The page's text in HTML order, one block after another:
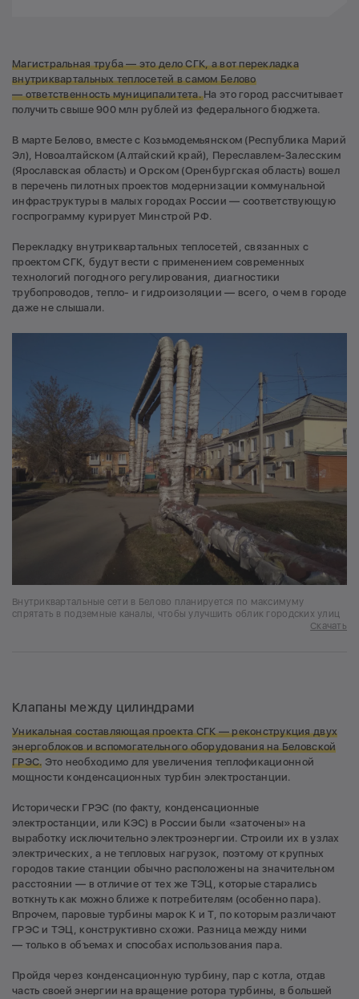
Магистральная труба — это дело СГК, а вот перекладка
внутриквартальных теплосетей в самом Белово
— ответственность муниципалитета.На это город рассчитывает
получить свыше 900 млн рублей из федерального бюджета.
В марте Белово, вместе с Козьмодемьянском (Республика Марий
Эл), Новоалтайском (Алтайский край), Переславлем-Залесским
(Ярославская область) и Орском (Оренбургская область) вошел
в перечень пилотных проектов модернизации коммунальной
инфраструктуры в малых городах России — соответствующую
госпрограмму курирует Минстрой РФ.
Перекладку внутриквартальных теплосетей, связанных с
проектом СГК, будут вести с применением современных
технологий погодного регулирования, диагностики
трубопроводов, тепло- и гидроизоляции — всего, о чем в городе
даже не слышали.
Внутриквартальные сети в Белово планируется по максимуму
спрятать в подземные каналы, чтобы улучшить облик городских улиц
Скачать
Клапаны между цилиндрами
Уникальная составляющая проекта СГК — реконструкция двух
энергоблоков и вспомогательного оборудования на Беловской
ГРЭС. Это необходимо для увеличения теплофикационной
мощности конденсационных турбин электростанции.
Исторически ГРЭС (по факту, конденсационные
электростанции, или КЭС) в России были «заточены» на
выработку исключительно электроэнергии. Строили их в узлах
электрических, а не тепловых нагрузок, поэтому от крупных
городов такие станции обычно расположены на значительном
расстоянии — в отличие от тех же ТЭЦ, которые старались
воткнуть как можно ближе к потребителям (особенно пара).
Впрочем, паровые турбины марок К и Т, по которым различают
ГРЭС и ТЭЦ, конструктивно схожи. Разница между ними
— только в объемах и способах использования пара.
Пройдя через конденсационную турбину, пар с котла, отдав
часть своей энергии на вращение ротора турбины, в большей